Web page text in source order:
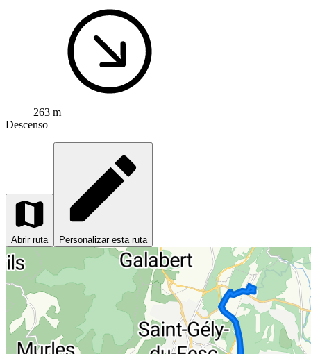
263 m
Descenso
Abrir ruta Personalizar esta ruta